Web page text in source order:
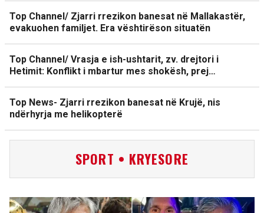
Top Channel/ Zjarri rrezikon banesat në Mallakastër,
evakuohen familjet. Era vështirëson situatën
Top Channel/ Vrasja e ish-ushtarit, zv. drejtori i
Hetimit: Konflikt i mbartur mes shokësh, prej…
Top News- Zjarri rrezikon banesat në Krujë, nis
ndërhyrja me helikopterë
SPORT • KRYESORE